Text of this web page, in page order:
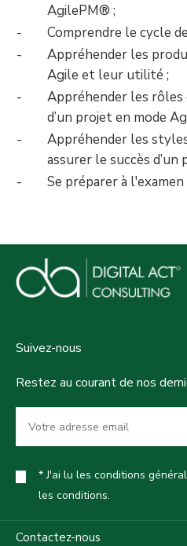
AgilePM® ;
Comprendre le cycle
Appréhender les
Agile et leur utilité ;
Appréhender les
d’un projet en mode
Appréhender les
assurer le succès
Se préparer à
Suivez-nous
Restez au courant de nos
* J'ai lu les conditions
les conditions.
Contactez-nous